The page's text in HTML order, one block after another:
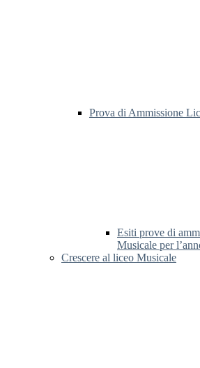
Prova di Ammissione
Esiti prove di
Musicale per
Crescere al liceo Musicale